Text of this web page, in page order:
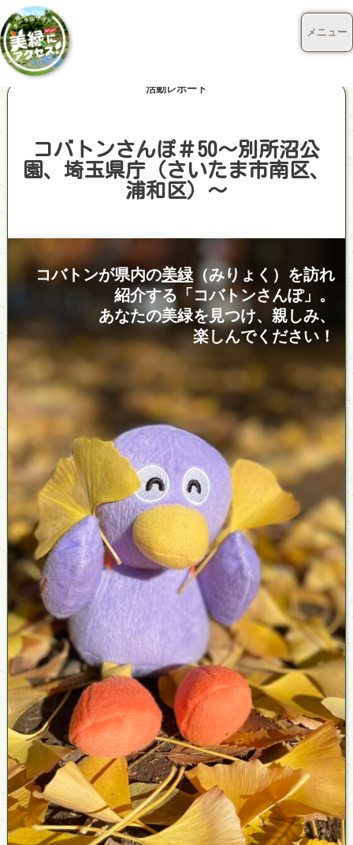
活動レポート
コバトンさんぽ＃50～別所沼公
園、埼玉県庁（さいたま市南区、
浦和区）～
コバトンが県内の美緑 （みりょく）を訪れ
紹介する「コバトンさんぽ」。
あなたの美緑を見つけ、親しみ、
楽しんでください！
メニュー